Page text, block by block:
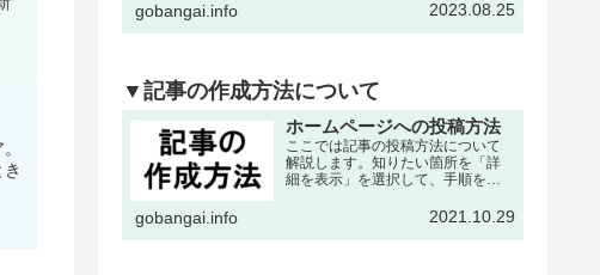
めて解説した記事となります。改
めて確認することで今まで利用し
振…
gobangai.info 2023.08.25
▼記事の作成方法について
ホームページへの投稿方法
ここでは記事の投稿方法について
解説します。知りたい箇所を「詳
細を表示」を選択して、手順を確
各々の委員会・団体・クラブサー
す。それぞれに記事作成の為の
gobangai.info 2021.10.29